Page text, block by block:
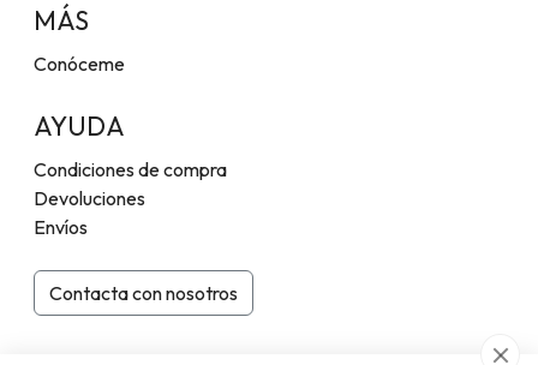
MÁS
Conóceme
AYUDA
Condiciones de compra
Devoluciones
Envíos
Contacta con nosotros